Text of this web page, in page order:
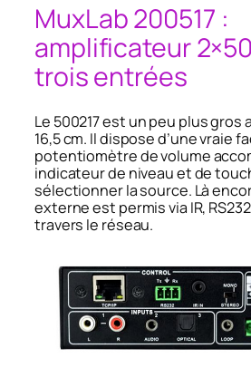
MuxLab 200517 :
amplificateur
trois entrées
Le 500217 est un peu plus gros
16,5 cm. Il dispose d’une vraie
potentiomètre de volume
indicateur de niveau et de
sélectionner la source. Là
externe est permis via IR,
travers le réseau.